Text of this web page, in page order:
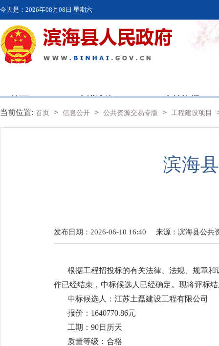
今天是： 2026年08月08日 星期六
首页 走进滨海 本地资讯
当前位置: 首页 > 信息公开 > 公共资源交易专版 > 工程建设项目
滨海
发布日期：2026-06-10 16:40 来源： 滨海县公共
根据工程招投标的有关法律、法规、规章
作已经结束，中标候选人已经确定。现将评标
中标候选人：江苏土磊建设工程有限公司
报价：1640770.86元
工期：90日历天
质量等级：合格